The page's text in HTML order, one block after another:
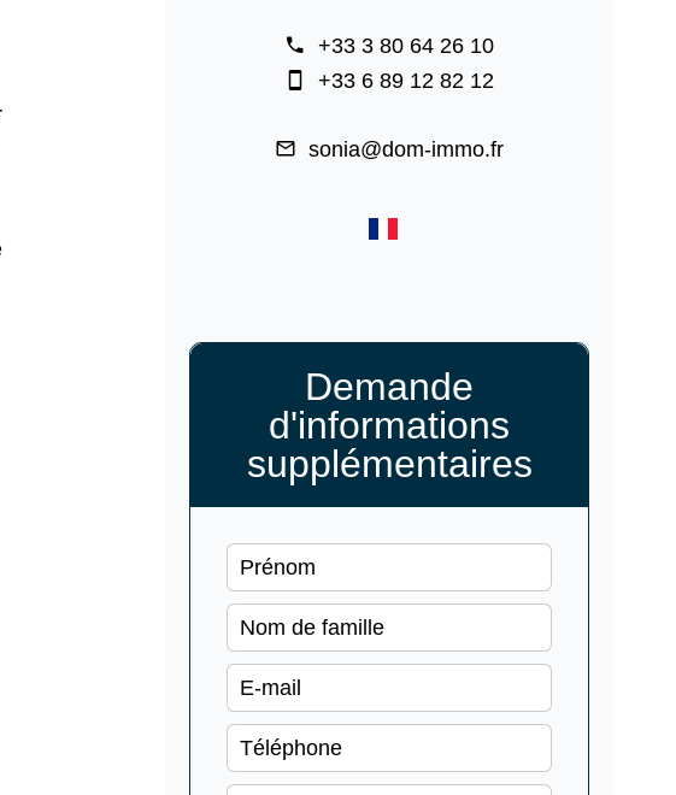
+33 3 80 64 26 10
+33 6 89 12 82 12
sonia@dom-immo.fr
Demande
d'informations
supplémentaires